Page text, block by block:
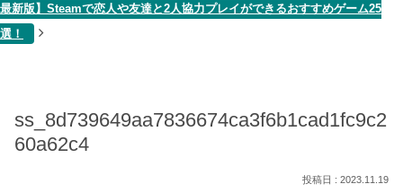
最新版】Steamで恋人や友達と2人協力プレイができるおすすめゲーム25
選！
ss_8d739649aa7836674ca3f6b1cad1fc9c2
60a62c4
2023.11.19